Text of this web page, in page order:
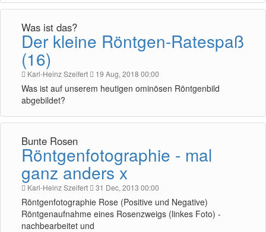
Was ist das?
Der kleine Röntgen-Ratespaß
(16)
Karl-Heinz Szeifert 19 Aug, 2018 00:00
Was ist auf unserem heutigen ominösen Röntgenbild
abgebildet?
Bunte Rosen
Röntgenfotographie - mal
ganz anders x
Karl-Heinz Szeifert 31 Dec, 2013 00:00
Röntgenfotographie Rose (Positive und Negative)
Röntgenaufnahme eines Rosenzweigs (linkes Foto) -
nachbearbeitet und